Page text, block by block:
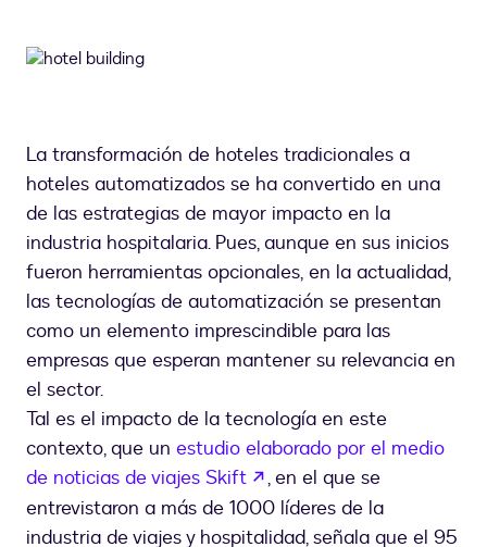
La transformación de hoteles tradicionales a
hoteles automatizados se ha convertido en una
de las estrategias de mayor impacto en la
industria hospitalaria. Pues, aunque en sus inicios
fueron herramientas opcionales, en la actualidad,
las tecnologías de automatización se presentan
como un elemento imprescindible para las
empresas que esperan mantener su relevancia en
el sector.
Tal es el impacto de la tecnología en este
contexto, que un estudio elaborado por el medio
de noticias de viajes Skift
abre em uma nova guia
, en el que se
entrevistaron a más de 1000 líderes de la
industria de viajes y hospitalidad, señala que el 95